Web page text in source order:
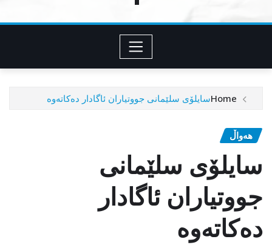
Homeسایلۆی سلێمانی جووتیاران ئاگادار دەکاتەوە
هەواڵ
سایلۆی سلێمانی
جووتیاران ئاگادار
دەکاتەوە